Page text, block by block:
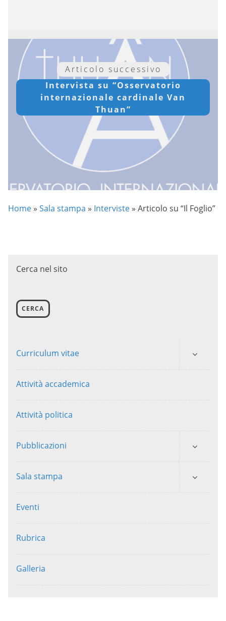
Articolo successivo
Intervista su “Osservatorio
internazionale cardinale Van
Thuan”
Home » Sala stampa » Interviste » Articolo su “Il Foglio”
Cerca nel sito
CERCA
Curriculum vitae
Attività accademica
Attività politica
Pubblicazioni
Sala stampa
Eventi
Rubrica
Galleria